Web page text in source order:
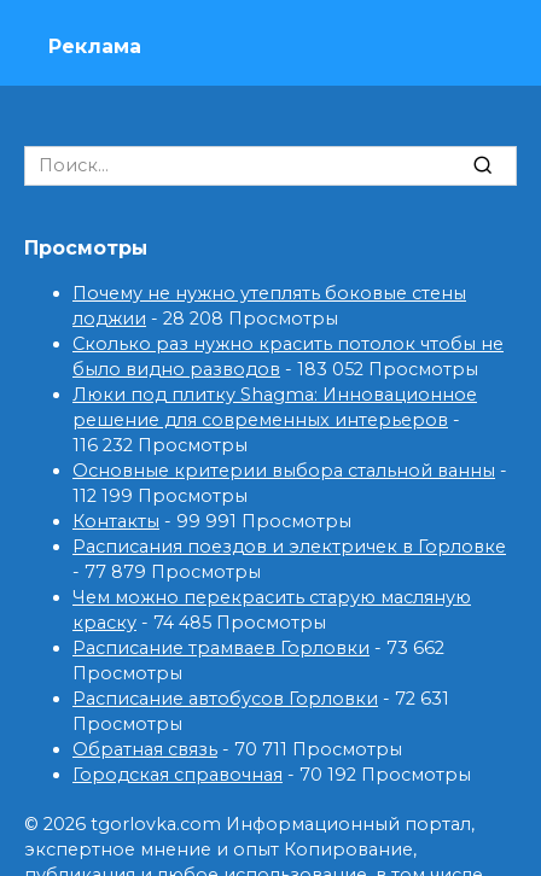
Реклама
Search
for:
Просмотры
Почему не нужно утеплять боковые стены
лоджии - 28 208 Просмотры
Сколько раз нужно красить потолок чтобы не
было видно разводов - 183 052 Просмотры
Люки под плитку Shagma: Инновационное
решение для современных интерьеров -
116 232 Просмотры
Основные критерии выбора стальной ванны -
112 199 Просмотры
Контакты - 99 991 Просмотры
Расписания поездов и электричек в Горловке
- 77 879 Просмотры
Чем можно перекрасить старую масляную
краску - 74 485 Просмотры
Расписание трамваев Горловки - 73 662
Просмотры
Расписание автобусов Горловки - 72 631
Просмотры
Обратная связь - 70 711 Просмотры
Городская справочная - 70 192 Просмотры
© 2026 tgorlovka.com Информационный портал,
экспертное мнение и опыт Копирование,